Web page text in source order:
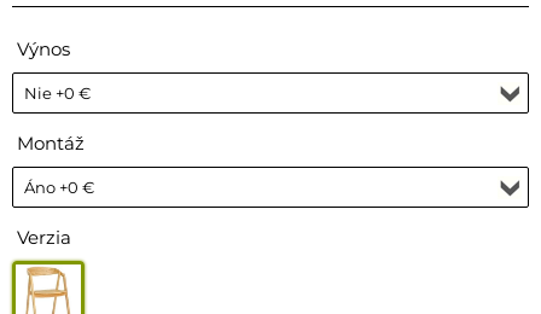
Výnos
Montáž
Verzia